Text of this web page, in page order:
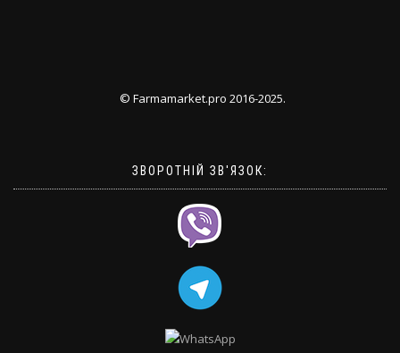
© Farmamarket.pro 2016-2025.
ЗВОРОТНІЙ ЗВ'ЯЗОК: